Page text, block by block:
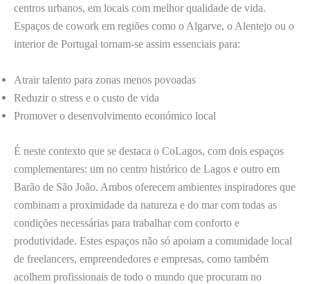
centros urbanos, em locais com melhor qualidade de vida.
Espaços de cowork em regiões como o Algarve, o Alentejo ou o
interior de Portugal tornam-se assim essenciais para:
Atrair talento para zonas menos povoadas
Reduzir o stress e o custo de vida
Promover o desenvolvimento económico local
É neste contexto que se destaca o CoLagos, com dois espaços
complementares: um no centro histórico de Lagos e outro em
Barão de São João. Ambos oferecem ambientes inspiradores que
combinam a proximidade da natureza e do mar com todas as
condições necessárias para trabalhar com conforto e
produtividade. Estes espaços não só apoiam a comunidade local
de freelancers, empreendedores e empresas, como também
acolhem profissionais de todo o mundo que procuram no